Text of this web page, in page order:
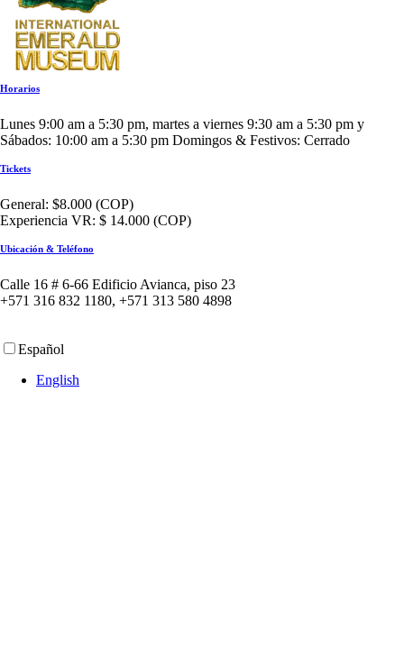
Horarios
Lunes 9:00 am a 5:30 pm, martes a viernes 9:30 am a 5:30 pm y
Sábados: 10:00 am a 5:30 pm Domingos & Festivos: Cerrado
Tickets
General: $8.000 (COP)
Experiencia VR: $ 14.000 (COP)
Ubicación & Teléfono
Calle 16 # 6-66 Edificio Avianca, piso 23
+571 316 832 1180, +571 313 580 4898
Español
English